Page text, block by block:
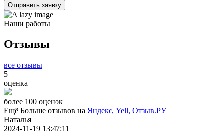
Отправить заявку
Наши работы
Отзывы
все отзывы
5
оценка
более 100 оценок
Ещё Больше отзывов на Яндекс, Yell, Отзыв.РУ
Наталья
2024-11-19 13:47:11